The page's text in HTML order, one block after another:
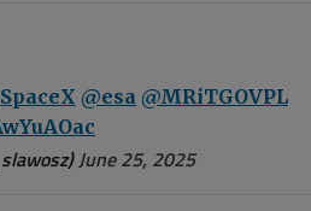
@esa @MRiTGOVPL
June 25, 2025